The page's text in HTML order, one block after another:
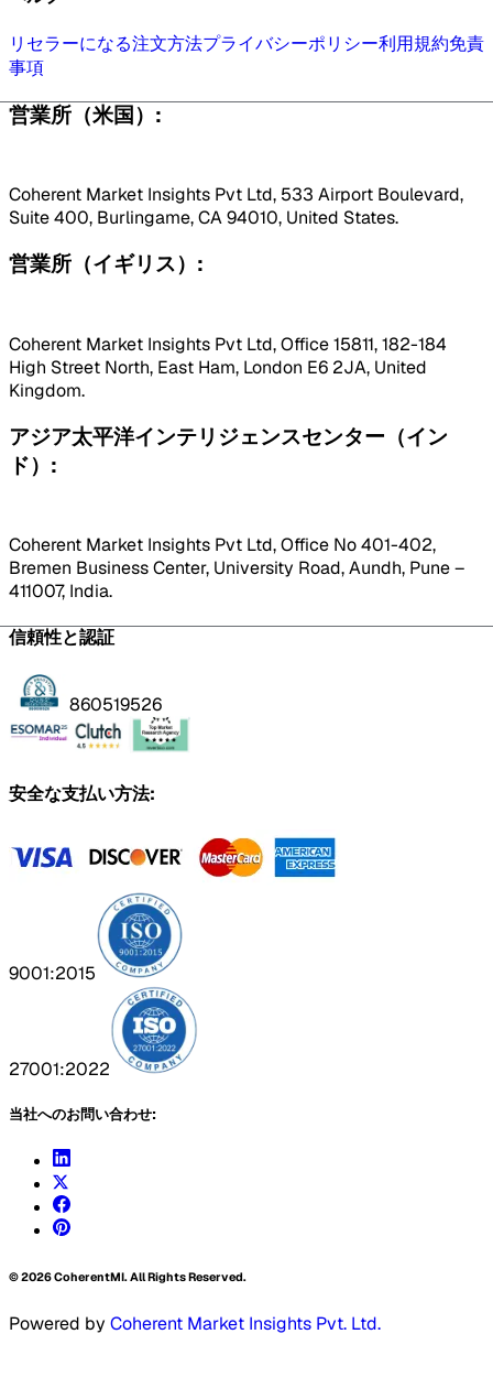
リセラーになる注文方法プライバシーポリシー利用規約免責
事項
営業所（米国）:
Coherent Market Insights Pvt Ltd, 533 Airport Boulevard,
Suite 400, Burlingame, CA 94010, United States.
営業所（イギリス）:
Coherent Market Insights Pvt Ltd, Office 15811, 182-184
High Street North, East Ham, London E6 2JA, United
Kingdom.
アジア太平洋インテリジェンスセンター（イン
ド）:
Coherent Market Insights Pvt Ltd, Office No 401-402,
Bremen Business Center, University Road, Aundh, Pune –
411007, India.
信頼性と認証
860519526
安全な支払い方法:
9001:2015
27001:2022
当社へのお問い合わせ:
©2026CoherentMI. All Rights Reserved.
Powered by Coherent Market Insights Pvt. Ltd.